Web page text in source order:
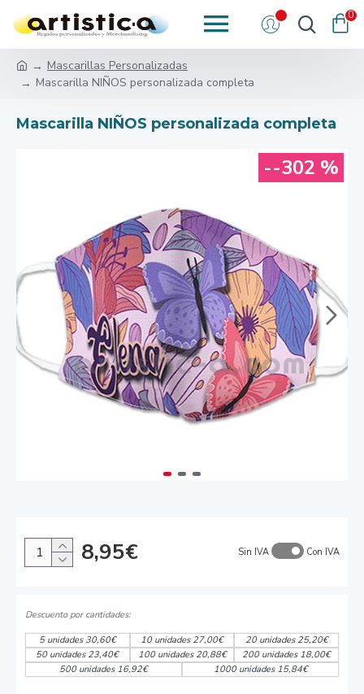
0
Mascarillas Personalizadas
Mascarilla NIÑOS personalizada completa
Mascarilla NIÑOS personalizada completa
--302 %
8,95€ Sin IVA Con IVA
5 unidades 30,60€ 10 unidades 27,00€
20 unidades 25,20€
50 unidades 23,40€
100 unidades 20,88€
200 unidades 18,00€
500 unidades 16,92€
1000 unidades 15,84€